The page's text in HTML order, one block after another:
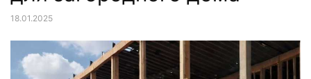
18.01.2025